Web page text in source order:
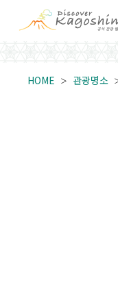
HOME 관광명소